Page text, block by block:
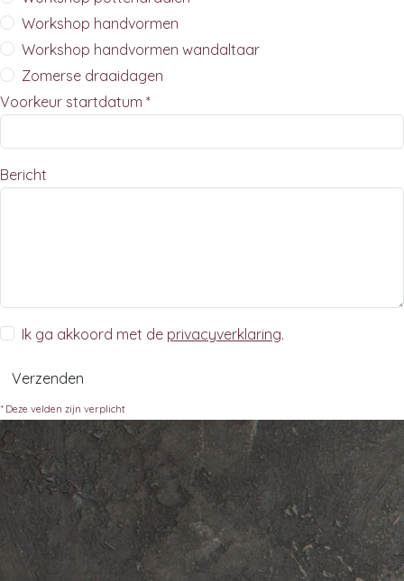
Workshop handvormen
Workshop handvormen wandaltaar
Zomerse draaidagen
Voorkeur startdatum *
Bericht
Ik ga akkoord met de privacyverklaring.
Verzenden
* Deze velden zijn verplicht